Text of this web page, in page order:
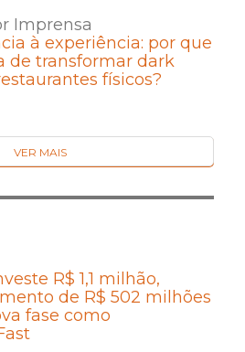
Imprensa
à experiência: por que
de transformar dark
físicos?
VER MAIS
R$ 1,1 milhão,
de R$ 502 milhões
fase como